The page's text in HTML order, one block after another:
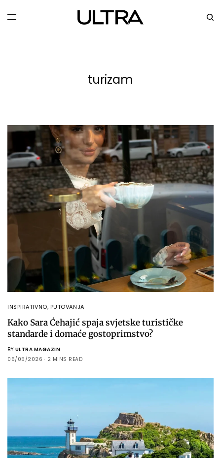
turizam
INSPIRATIVNO, PUTOVANJA
Kako Sara Ćehajić spaja svjetske turističke
standarde i domaće gostoprimstvo?
BY ULTRA MAGAZIN
05/05/2026
2 MINS READ